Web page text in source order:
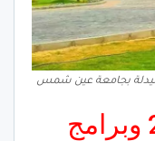
تنسيق الكليات 2022 وبرامج